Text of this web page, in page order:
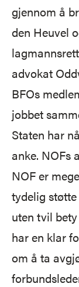
gjennom å
den Heuvel
advokat
BFOs
jobbet
Staten har
anke. NOFs
NOF er
tydelig
uten tvil
har en klar
om å ta